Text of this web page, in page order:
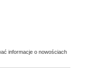
informacje o nowościach